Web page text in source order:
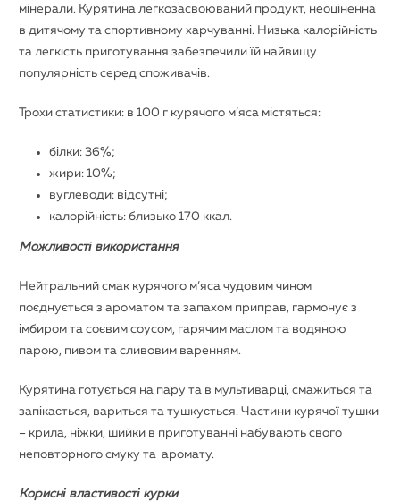
мінерали. Курятина легкозасвоюваний продукт, неоціненна
в дитячому та спортивному харчуванні. Низька калорійність
та легкість приготування забезпечили їй найвищу
популярність серед споживачів.
Трохи статистики: в 100 г курячого м’яса містяться:
білки: 36%;
жири: 10%;
вуглеводи: відсутні;
калорійність: близько 170 ккал.
Можливості використання
Нейтральний смак курячого м’яса чудовим чином
поєднується з ароматом та запахом приправ, гармонує з
імбиром та соєвим соусом, гарячим маслом та водяною
парою, пивом та сливовим варенням.
Курятина готується на пару та в мультиварці, смажиться та
запікається, вариться та тушкується. Частини курячої тушки
– крила, ніжки, шийки в приготуванні набувають свого
неповторного смуку та аромату.
Корисні властивості курки